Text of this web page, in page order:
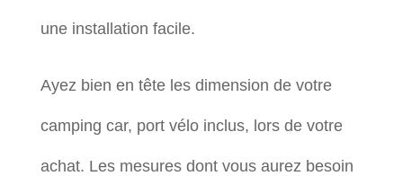
une installation facile.
Ayez bien en tête les dimension de votre
camping car, port vélo inclus, lors de votre
achat. Les mesures dont vous aurez besoin